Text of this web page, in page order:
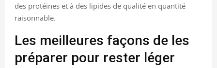
des protéines et à des lipides de qualité en quantité
raisonnable.
Les meilleures façons de les
préparer pour rester léger